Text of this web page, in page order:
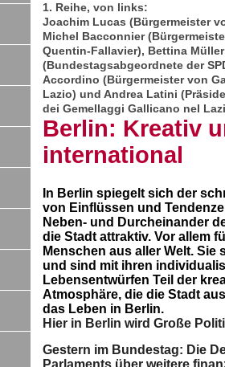
1. Reihe, von links:
Joachim Lucas (Bürgermeister
Michel Bacconnier
Quentin-Fallavier), Bettina Müller
(Bundestagsabgeordnete der
Accordino (Bürgermeister von
Lazio) und Andrea Latini
dei Gemellaggi Gallicano nel
Berlin: Kreativ
international
In Berlin spiegelt sich der
von Einflüssen und
Neben- und Durcheinander
die Stadt attraktiv. Vor allem
Menschen aus aller Welt. Sie
und sind mit ihren
Lebensentwürfen Teil der
Atmosphäre, die die Stadt
das Leben in Berlin.
Hier in Berlin wird Große
Gestern im Bundestag: Die
Parlaments über weitere